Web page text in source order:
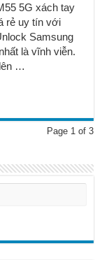
5G xách tay
rẻ uy tín với
Samsung
là vĩnh viễn.
…
Page 1 of 3